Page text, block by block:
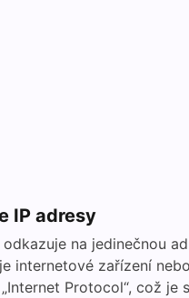
IP adresy
odkazuje na jedinečnou
internetové zařízení
Protocol“, což je